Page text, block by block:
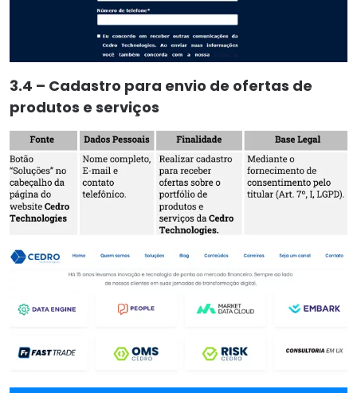
3.4 – Cadastro para envio de ofertas de
produtos e serviços